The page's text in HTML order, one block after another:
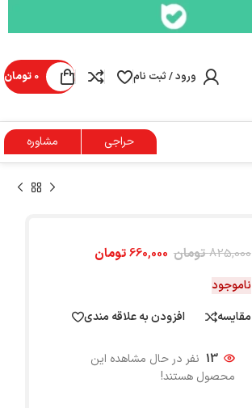
ورود / ثبت نام 0 تومان
حراجی مشاوره
825,000 تومان 660,000تومان
ناموجود
مقایسه
افزودن به علاقه مندی
13 نفر در حال مشاهده این
محصول هستند!